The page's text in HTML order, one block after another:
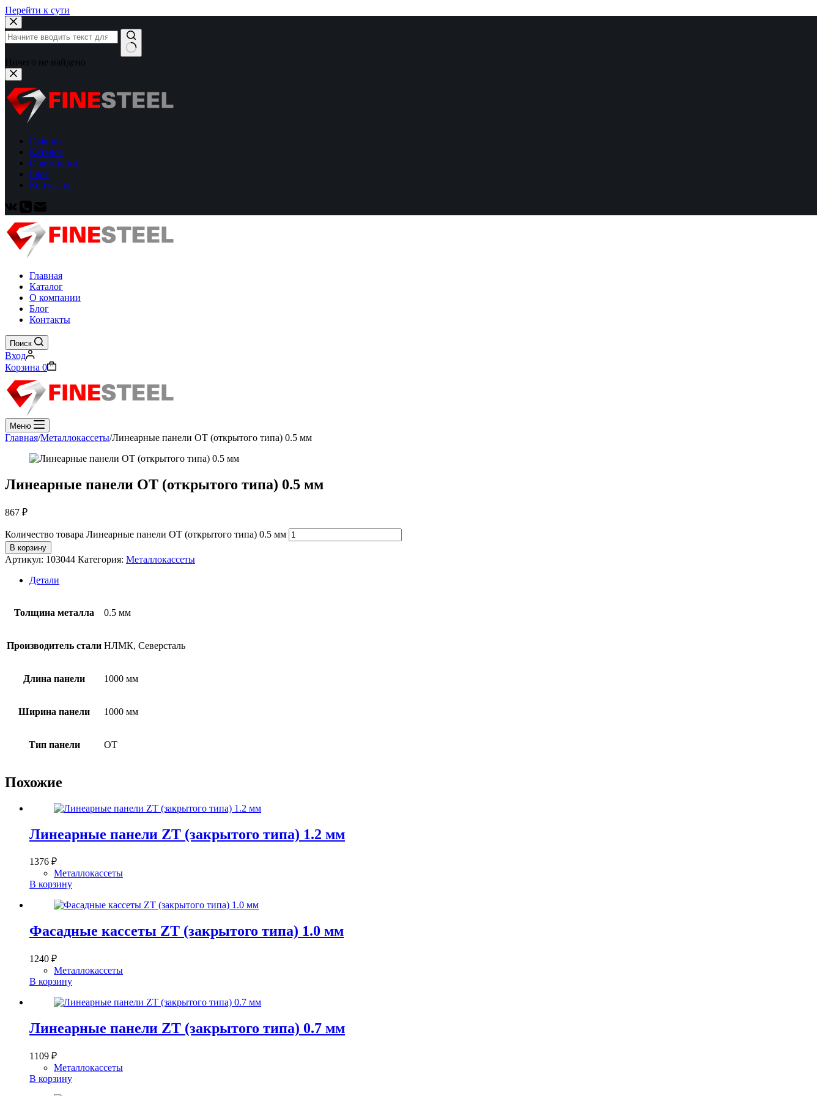
Перейти к сути
Ничего не найдено
Главная
Каталог
О компании
Блог
Контакты
Главная
Каталог
О компании
Блог
Контакты
Поиск
Вход
Корзина 0
Меню
Главная/Металлокассеты/Линеарные панели OT (открытого типа) 0.5 мм
Линеарные панели OT (открытого типа) 0.5 мм
867 ₽
Количество товара Линеарные панели OT (открытого типа) 0.5 мм
В корзину
Артикул: 103044 Категория: Металлокассеты
Детали
Толщина металла 0.5 мм
Производитель стали НЛМК, Северсталь
Длина панели 1000 мм
Ширина панели 1000 мм
Тип панели OT
Похожие
Линеарные панели ZT (закрытого типа) 1.2 мм
1376 ₽
Металлокассеты
В корзину
Фасадные кассеты ZT (закрытого типа) 1.0 мм
1240 ₽
Металлокассеты
В корзину
Линеарные панели ZT (закрытого типа) 0.7 мм
1109 ₽
Металлокассеты
В корзину